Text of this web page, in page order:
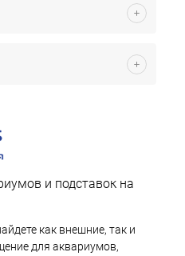
и подставок на
как внешние, так и
для аквариумов,